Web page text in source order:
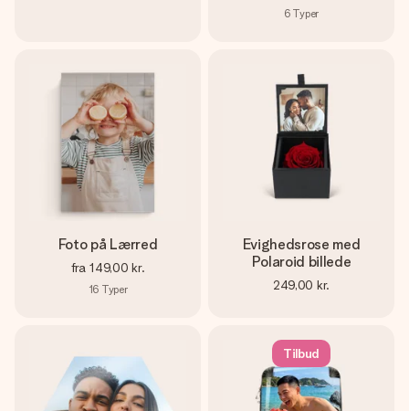
6 Typer
Foto på Lærred
fra 149,00 kr.
16 Typer
Evighedsrose med
Polaroid billede
249,00 kr.
Tilbud